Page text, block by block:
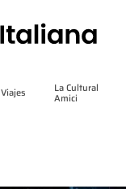
Viajes La Cultural
Amici